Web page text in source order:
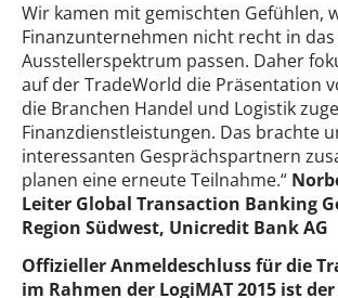
Wir kamen mit gemischten Gefühlen,
Finanzunternehmen nicht recht in
Ausstellerspektrum passen. Daher
auf der TradeWorld die Präsentation
die Branchen Handel und Logistik
Finanzdienstleistungen. Das brachte
interessanten Gesprächspartnern
planen eine erneute Teilnahme.“
Leiter Global Transaction Banking
Region Südwest, Unicredit Bank AG
Offizieller Anmeldeschluss für die
im Rahmen der LogiMAT 2015 ist